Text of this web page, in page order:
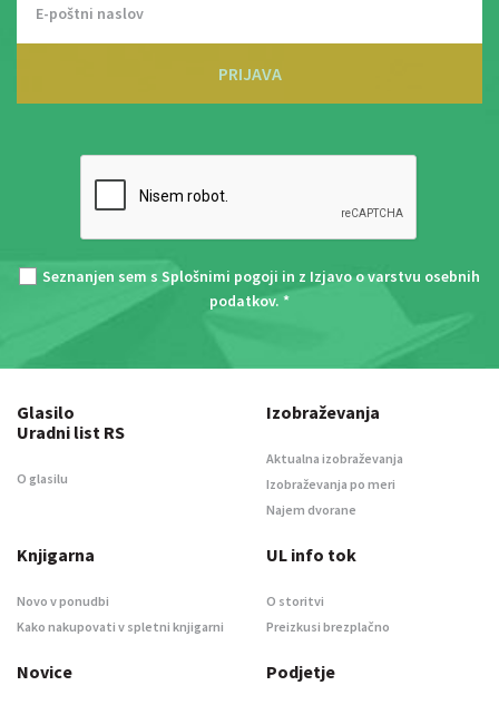
PRIJAVA
Seznanjen sem s Splošnimi pogoji in z Izjavo o varstvu osebnih
podatkov. *
Glasilo
Uradni list RS
O glasilu
Izobraževanja
Aktualna izobraževanja
Izobraževanja po meri
Najem dvorane
Knjigarna
Novo v ponudbi
Kako nakupovati v spletni knjigarni
UL info tok
O storitvi
Preizkusi brezplačno
Novice Podjetje